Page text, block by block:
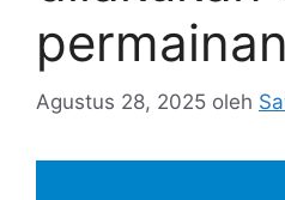
Agustus 28, 2025 oleh